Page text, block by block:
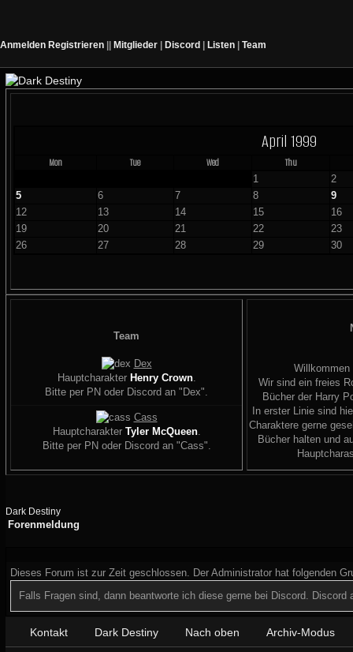
Anmelden Registrieren Mitglieder Discord Listen Team
April 1999
Mon Tue Wed Thu
1
2
5
6 7 8
9
12
13 14 15
16
19
20 21 22
23
26
27 28 29 30
Team
Dex
Hauptcharakter Henry Crown.
Bitte per PN oder Discord an "Dex".
Cass
Hauptcharakter Tyler McQueen.
Bitte per PN oder Discord an "Cass".
Wir sind ein freies
Bücher der Harry
In erster Linie sind
Charaktere gerne
Bücher halten und
Dark Destiny
Forenmeldung
Dieses Forum ist zur Zeit geschlossen. Der Administrator hat folgenden
Falls Fragen sind, dann beantworte ich diese gerne bei Discord. Discord
Kontakt Dark Destiny Nach oben Archiv-Modus